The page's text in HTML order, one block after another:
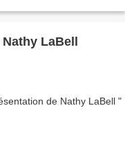
LaBell